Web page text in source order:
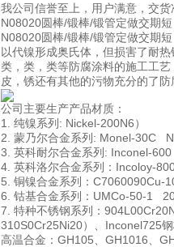
我公司信誉至上，用户满意，交货
N08020圆棒/锻棒/锻管定做交期
N08020圆棒/锻棒/锻管定做交期
以代镍形成奥氏体，但损害了耐
类，类，类等防腐涂料的施工工
皮，锈还有其他的污物充分的了
公司主要生产产品材质：
1. 纯镍系列: Nickel-200N6）
2. 蒙乃尔合金系列: Monel-30C
3. 英科耐尔合金系列: Inconel-
4. 英科洛尔合金系列：Incoloy-
5. 铜镍合金系列：C7060090Cu-
6. 钴基合金系列：UMCo-50-1
7. 特种不锈钢系列：
310S0Cr25Ni20）、Inconel725
高温合金：GH105、GH1016、